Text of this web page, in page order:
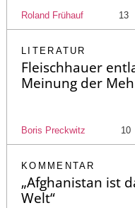
Roland Frühauf 13
LITERATUR
Fleischhauer
Meinung der
Boris Preckwitz 10
KOMMENTAR
„Afghanistan ist
Welt“